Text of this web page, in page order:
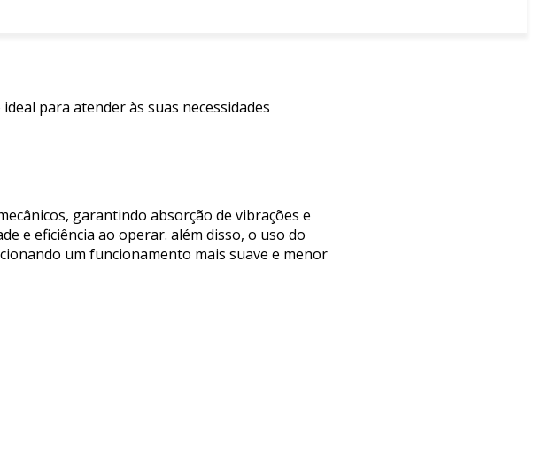
para atender às suas necessidades
garantindo absorção de vibrações e
e eficiência ao operar. além disso, o uso do
um funcionamento mais suave e menor